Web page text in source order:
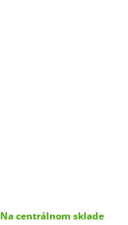
Na centrálnom sklade